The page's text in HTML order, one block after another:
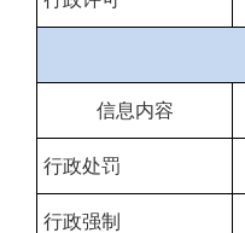
信息内容
行政处罚
行政强制